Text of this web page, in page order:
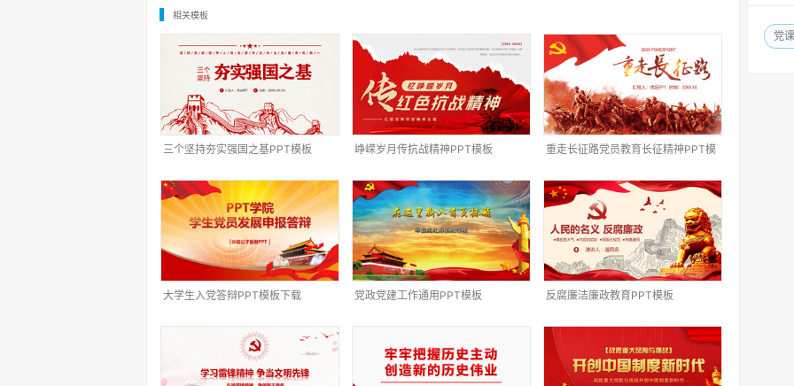
党
相关模板
三个坚持夯实强国之基PPT模板 峥嵘岁月传抗战精神PPT模板
重走长征路党员教育长征精神PPT模
大学生入党答辩PPT模板下载 党政党建工作通用PPT模板 反腐廉洁廉政教育PPT模板